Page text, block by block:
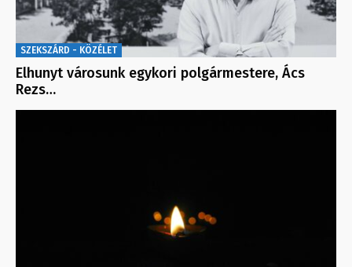
SZEKSZÁRD - KÖZÉLET
Elhunyt városunk egykori polgármestere, Ács
Rezs…